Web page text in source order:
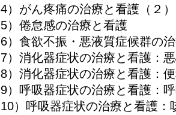
4）がん疼痛の治療と看護（２）
5）倦怠感の治療と看護
6）食欲不振・悪液質症候群の
7）消化器症状の治療と看護：
8）消化器症状の治療と看護：
9）呼吸器症状の治療と看護：
10）呼吸器症状の治療と看護：